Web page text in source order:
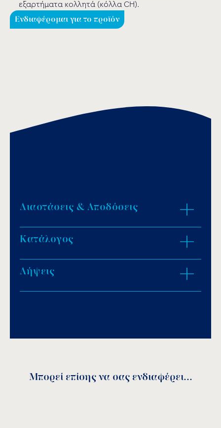
εξαρτήματα κολλητά (κόλλα CH).
Ενδιαφέρομαι για το προϊόν
Διαστάσεις & Αποδόσεις
Κατάλογος
Λήψεις
Μπορεί επίσης να σας ενδιαφέρει...